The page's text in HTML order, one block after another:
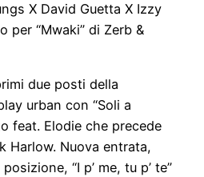
X David Guetta X Izzy
per “Mwaki” di Zerb &
due posti della
urban con “Soli a
feat. Elodie che precede
Harlow. Nuova entrata,
“I p’ me, tu p’ te”